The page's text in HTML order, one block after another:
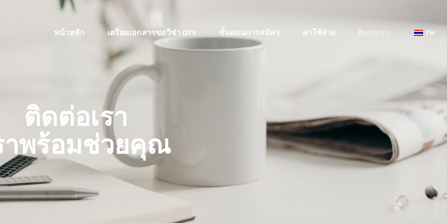
หน้าหลัก เตรียมเอกสารขอวีซ่า DTV ขั้นตอนการสมัคร ค่าใช้จ่าย ติดต่อเรา TH
ติดต่อเรา
าพร้อมช่วยคุณ